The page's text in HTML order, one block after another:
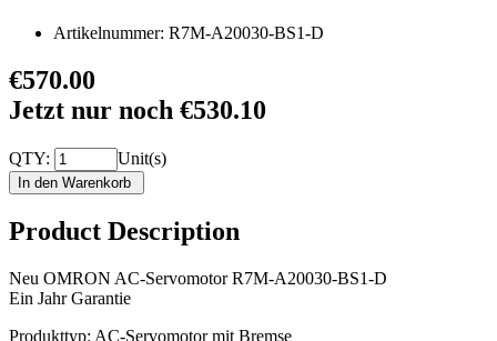
Artikelnummer: R7M-A20030-BS1-D
€570.00
Jetzt nur noch €530.10
QTY: Unit(s)
Product Description
Neu OMRON AC-Servomotor R7M-A20030-BS1-D
Ein Jahr Garantie
Produkttyp: AC-Servomotor mit Bremse